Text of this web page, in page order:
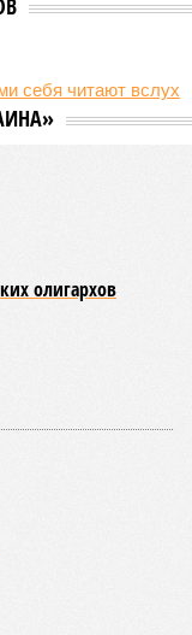
исследования
в том месте, где
церкви уже
оружия.
создано
Божьему
и чрезмерным
боятся конца
которые
Да и
об опасности
понимают того, что
перед
требуется
задача церкви,
к разуму.